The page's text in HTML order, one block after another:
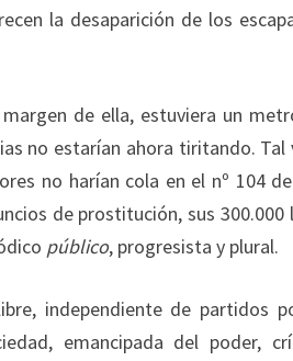
la desaparición de los
de ella, estuviera un
no estarían ahora tiritando. Tal
no harían cola en el nº 104
de prostitución, sus 300.000
público, progresista y plural.
independiente de partidos
emancipada del poder,